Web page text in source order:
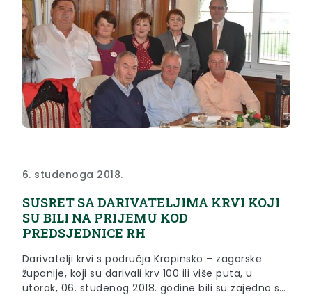
6. studenoga 2018.
SUSRET SA DARIVATELJIMA KRVI KOJI
SU BILI NA PRIJEMU KOD
PREDSJEDNICE RH
Darivatelji krvi s područja Krapinsko – zagorske
županije, koji su darivali krv 100 ili više puta, u
utorak, 06. studenog 2018. godine bili su zajedno sa